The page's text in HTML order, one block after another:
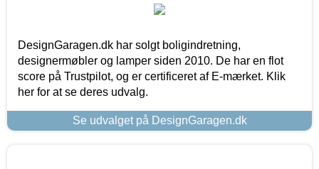
DesignGaragen.dk har solgt boligindretning,
designermøbler og lamper siden 2010. De har en flot
score på Trustpilot, og er certificeret af E-mærket. Klik
her for at se deres udvalg.
Se udvalget på DesignGaragen.dk